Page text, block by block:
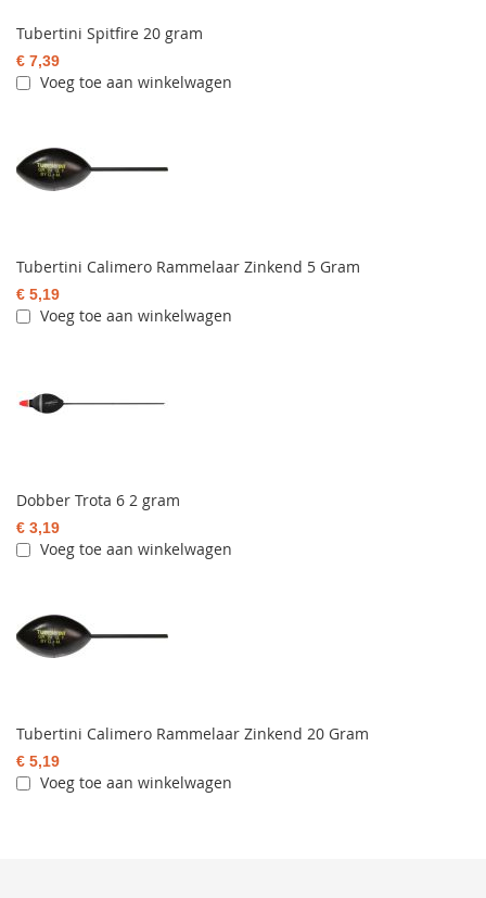
Tubertini Spitfire 20 gram
€ 7,39
Voeg toe aan winkelwagen
Tubertini Calimero Rammelaar Zinkend 5 Gram
€ 5,19
Voeg toe aan winkelwagen
Dobber Trota 6 2 gram
€ 3,19
Voeg toe aan winkelwagen
Tubertini Calimero Rammelaar Zinkend 20 Gram
€ 5,19
Voeg toe aan winkelwagen